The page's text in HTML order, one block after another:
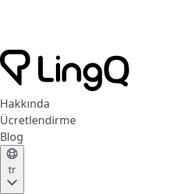
Hakkında
Ücretlendirme
Blog
tr